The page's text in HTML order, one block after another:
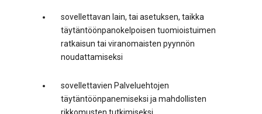
sovellettavan lain, tai asetuksen, taikka
täytäntöönpanokelpoisen tuomioistuimen
ratkaisun tai viranomaisten pyynnön
noudattamiseksi
sovellettavien Palveluehtojen
täytäntöönpanemiseksi ja mahdollisten